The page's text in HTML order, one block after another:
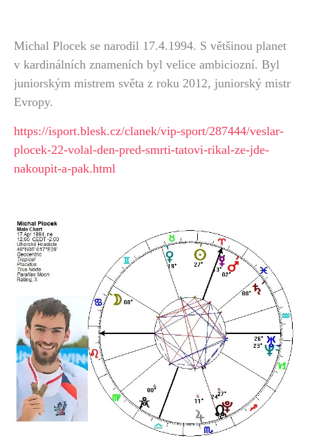
Michal Plocek se narodil 17.4.1994. S většinou planet
v kardinálních znameních byl velice ambiciozní. Byl
juniorským mistrem světa z roku 2012, juniorský mistr
Evropy.
https://isport.blesk.cz/clanek/vip-sport/287444/veslar-
plocek-22-volal-den-pred-smrti-tatovi-rikal-ze-jde-
nakoupit-a-pak.html